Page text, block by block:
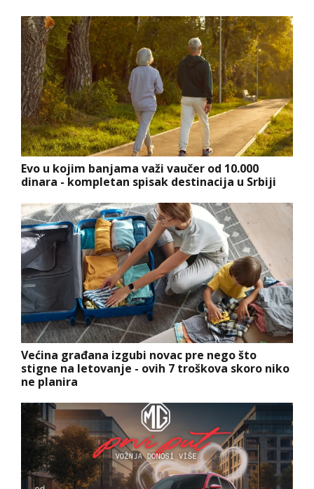
Evo u kojim banjama važi vaučer od 10.000
dinara - kompletan spisak destinacija u Srbiji
Većina građana izgubi novac pre nego što
stigne na letovanje - ovih 7 troškova skoro niko
ne planira